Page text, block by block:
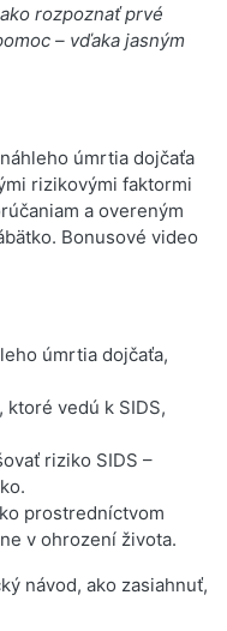
rozpoznať prvé
– vďaka jasným
úmrtia dojčaťa
rizikovými faktormi
a overeným
Bonusové video
úmrtia dojčaťa,
vedú k SIDS,
riziko SIDS –
prostredníctvom
v ohrození života.
návod, ako zasiahnuť,